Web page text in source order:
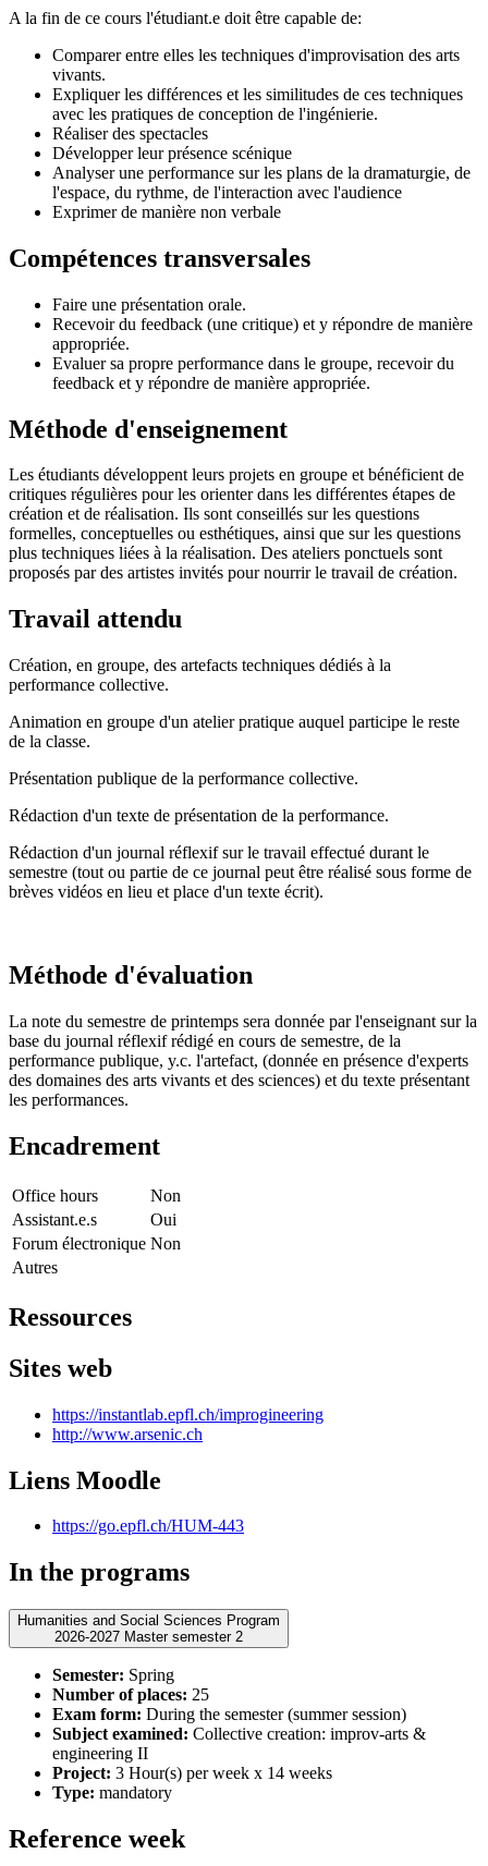
A la fin de ce cours l'étudiant.e doit être capable de:
Comparer entre elles les techniques d'improvisation des arts
vivants.
Expliquer les différences et les similitudes de ces techniques
avec les pratiques de conception de l'ingénierie.
Réaliser des spectacles
Développer leur présence scénique
Analyser une performance sur les plans de la dramaturgie, de
l'espace, du rythme, de l'interaction avec l'audience
Exprimer de manière non verbale
Compétences transversales
Faire une présentation orale.
Recevoir du feedback (une critique) et y répondre de manière
appropriée.
Evaluer sa propre performance dans le groupe, recevoir du
feedback et y répondre de manière appropriée.
Méthode d'enseignement
Les étudiants développent leurs projets en groupe et bénéficient de
critiques régulières pour les orienter dans les différentes étapes de
création et de réalisation. Ils sont conseillés sur les questions
formelles, conceptuelles ou esthétiques, ainsi que sur les questions
plus techniques liées à la réalisation. Des ateliers ponctuels sont
proposés par des artistes invités pour nourrir le travail de création.
Travail attendu
Création, en groupe, des artefacts techniques dédiés à la
performance collective.
Animation en groupe d'un atelier pratique auquel participe le reste
de la classe.
Présentation publique de la performance collective.
Rédaction d'un texte de présentation de la performance.
Rédaction d'un journal réflexif sur le travail effectué durant le
semestre (tout ou partie de ce journal peut être réalisé sous forme de
brèves vidéos en lieu et place d'un texte écrit).
Méthode d'évaluation
La note du semestre de printemps sera donnée par l'enseignant sur la
base du journal réflexif rédigé en cours de semestre, de la
performance publique, y.c. l'artefact, (donnée en présence d'experts
des domaines des arts vivants et des sciences) et du texte présentant
les performances.
Encadrement
Office hours
Non
Assistant.e.s
Oui
Forum électronique Non
Autres
Ressources
Sites web
https://instantlab.epfl.ch/improgineering
http://www.arsenic.ch
Liens Moodle
https://go.epfl.ch/HUM-443
In the programs
Humanities and Social Sciences Program
2026-2027 Master semester 2
Semester: Spring
Number of places: 25
Exam form: During the semester (summer session)
Subject examined: Collective creation: improv-arts &
engineering II
Project: 3 Hour(s) per week x 14 weeks
Type: mandatory
Reference week